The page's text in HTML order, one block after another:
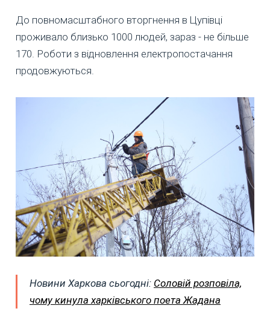
До повномасштабного вторгнення в Цупівці
проживало близько 1000 людей, зараз - не більше
170. Роботи з відновлення електропостачання
продовжуються.
Новини Харкова сьогодні: Соловій розповіла,
чому кинула харківського поета Жадана